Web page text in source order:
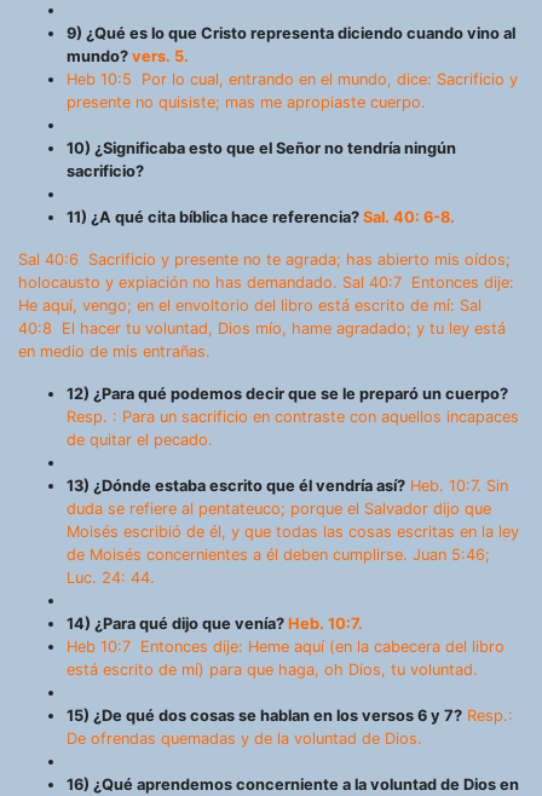
9) ¿Qué es lo que Cristo representa diciendo cuando vino al
mundo? vers. 5.
Heb 10:5 Por lo cual, entrando en el mundo, dice: Sacrificio y
presente no quisiste; mas me apropiaste cuerpo.
10) ¿Significaba esto que el Señor no tendría ningún
sacrificio?
11) ¿A qué cita bíblica hace referencia? Sal. 40: 6-8.
Sal 40:6 Sacrificio y presente no te agrada; has abierto mis oídos;
holocausto y expiación no has demandado. Sal 40:7 Entonces dije:
He aquí, vengo; en el envoltorio del libro está escrito de mí: Sal
40:8 El hacer tu voluntad, Dios mío, hame agradado; y tu ley está
en medio de mis entrañas.
12) ¿Para qué podemos decir que se le preparó un cuerpo?
Resp. : Para un sacrificio en contraste con aquellos incapaces
de quitar el pecado.
13) ¿Dónde estaba escrito que él vendría así? Heb. 10:7. Sin
duda se refiere al pentateuco; porque el Salvador dijo que
Moisés escribió de él, y que todas las cosas escritas en la ley
de Moisés concernientes a él deben cumplirse. Juan 5:46;
Luc. 24: 44.
14) ¿Para qué dijo que venía? Heb. 10:7.
Heb 10:7 Entonces dije: Heme aquí (en la cabecera del libro
está escrito de mí) para que haga, oh Dios, tu voluntad.
15) ¿De qué dos cosas se hablan en los versos 6 y 7? Resp.:
De ofrendas quemadas y de la voluntad de Dios.
16) ¿Qué aprendemos concerniente a la voluntad de Dios en